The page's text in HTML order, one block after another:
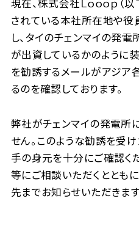
現在、株式会社Ｌｏｏｏｐ（
されている本社所在地や
し、タイのチェンマイの発
が出資しているかのように
を勧誘するメールがアジア
るのを確認しております。
弊社がチェンマイの発電所
せん。このような勧誘を受
手の身元を十分にご確認く
等にご相談いただくととも
先までお知らせいただきま